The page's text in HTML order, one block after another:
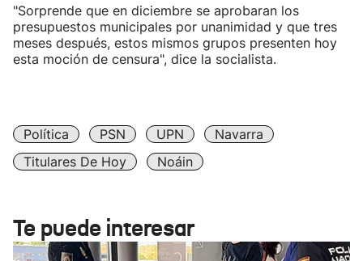
"Sorprende que en diciembre se aprobaran los
presupuestos municipales por unanimidad y que tres
meses después, estos mismos grupos presenten hoy
esta moción de censura", dice la socialista.
Política PSN UPN
Navarra
Titulares De Hoy
Noáin
Te puede interesar